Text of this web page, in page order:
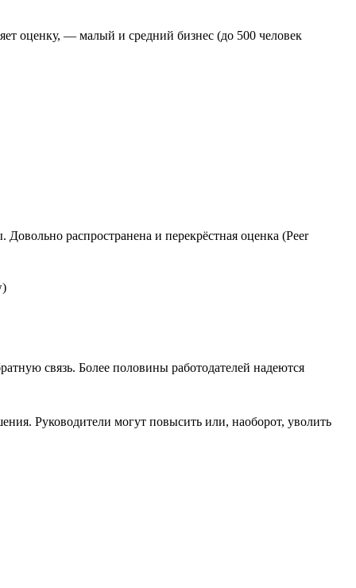
оценку, — малый и средний бизнес (до 500 человек
распространена и перекрёстная оценка (Peer
связь. Более половины работодателей надеются
Руководители могут повысить или, наоборот, уволить